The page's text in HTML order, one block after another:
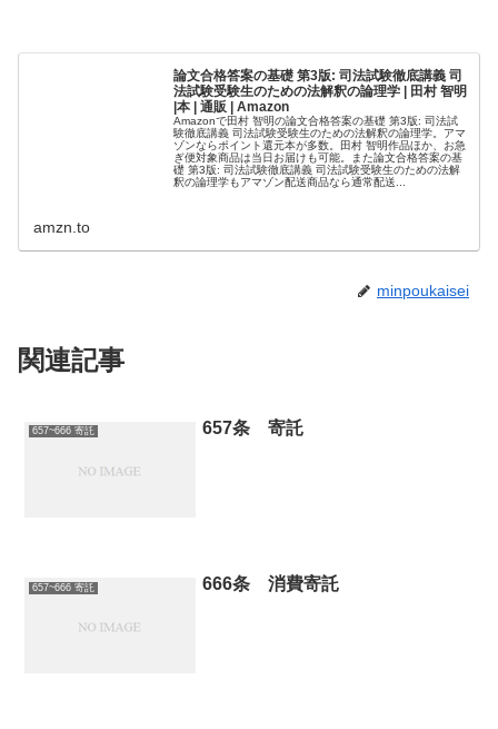
論文合格答案の基礎 第3版: 司法試験徹底講義 司
法試験受験生のための法解釈の論理学 | 田村 智明
|本 | 通販 | Amazon
Amazonで田村 智明の論文合格答案の基礎 第3版: 司法試
験徹底講義 司法試験受験生のための法解釈の論理学。アマ
ゾンならポイント還元本が多数。田村 智明作品ほか、お急
ぎ便対象商品は当日お届けも可能。また論文合格答案の基
礎 第3版: 司法試験徹底講義 司法試験受験生のための法解
釈の論理学もアマゾン配送商品なら通常配送...
amzn.to
minpoukaisei
関連記事
657~666 寄託 657条 寄託
657~666 寄託 666条 消費寄託